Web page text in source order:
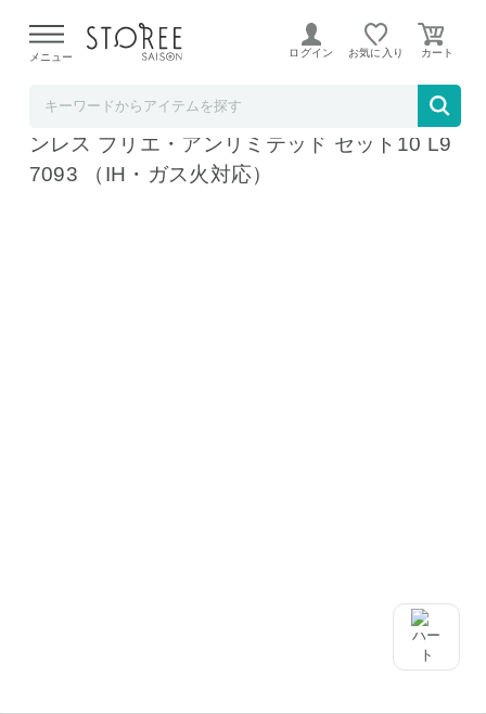
よる配送遅延が発生しております。
メニュー ログイン お気に入り
ティファール T-fal インジニオ・ネオ IH ステ
ンレス ブリエ・アンリミテッド セット10 L9
7093 （IH・ガス火対応）